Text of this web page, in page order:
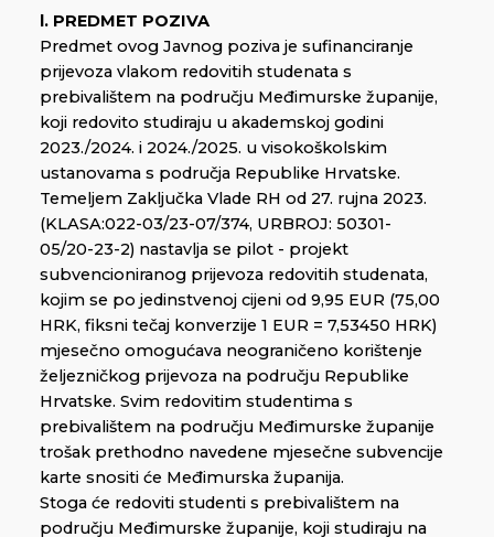
l. PREDMET POZIVA
Predmet ovog Javnog poziva je sufinanciranje
prijevoza vlakom redovitih studenata s
prebivalištem na području Međimurske županije,
koji redovito studiraju u akademskoj godini
2023./2024. i 2024./2025. u visokoškolskim
ustanovama s područja Republike Hrvatske.
Temeljem Zaključka Vlade RH od 27. rujna 2023.
(KLASA:022-03/23-07/374, URBROJ: 50301-
05/20-23-2) nastavlja se pilot - projekt
subvencioniranog prijevoza redovitih studenata,
kojim se po jedinstvenoj cijeni od 9,95 EUR (75,00
HRK, fiksni tečaj konverzije 1 EUR = 7,53450 HRK)
mjesečno omogućava neograničeno korištenje
željezničkog prijevoza na području Republike
Hrvatske. Svim redovitim studentima s
prebivalištem na području Međimurske županije
trošak prethodno navedene mjesečne subvencije
karte snositi će Međimurska županija.
Stoga će redoviti studenti s prebivalištem na
području Međimurske županije, koji studiraju na